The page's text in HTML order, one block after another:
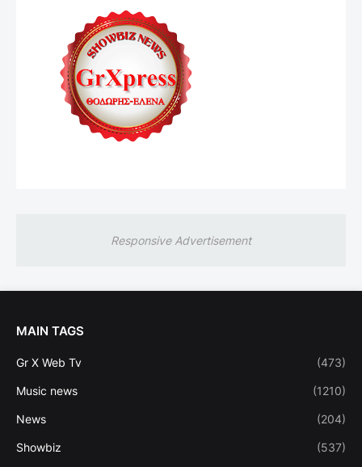
Responsive Advertisement
MAIN TAGS
Gr X Web Tv (473)
Music news (1210)
News (204)
Showbiz (537)